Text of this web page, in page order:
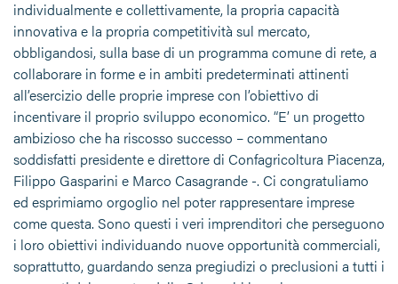
individualmente e collettivamente, la propria capacità
innovativa e la propria competitività sul mercato,
obbligandosi, sulla base di un programma comune di rete, a
collaborare in forme e in ambiti predeterminati attinenti
all’esercizio delle proprie imprese con l’obiettivo di
incentivare il proprio sviluppo economico. “E’ un progetto
ambizioso che ha riscosso successo – commentano
soddisfatti presidente e direttore di Confagricoltura Piacenza,
Filippo Gasparini e Marco Casagrande -. Ci congratuliamo
ed esprimiamo orgoglio nel poter rappresentare imprese
come questa. Sono questi i veri imprenditori che perseguono
i loro obiettivi individuando nuove opportunità commerciali,
soprattutto, guardando senza pregiudizi o preclusioni a tutti i